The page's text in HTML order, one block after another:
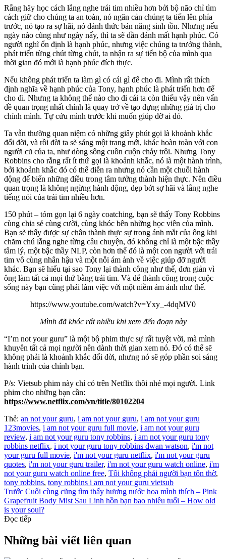
Rằng hãy học cách lắng nghe trái tim nhiều hơn bởi bộ não chỉ tìm
cách giữ cho chúng ta an toàn, nó ngăn cản chúng ta tiến lên phía
trước, nó tạo ra sợ hãi, nó đánh thức bản năng sinh tồn. Nhưng nếu
ngày nào cũng như ngày nấy, thì ta sẽ dần đánh mất hạnh phúc. Có
người nghĩ ổn định là hạnh phúc, nhưng việc chúng ta trưởng thành,
phát triển từng chút từng chút, ta nhận ra sự tiến bộ của mình qua
thời gian đó mới là hạnh phúc đích thực.
Nếu không phát triển ta làm gì có cái gì để cho đi. Mình rất thích
định nghĩa về hạnh phúc của Tony, hạnh phúc là phát triển hơn để
cho đi. Nhưng ta không thể nào cho đi cái ta còn thiếu vậy nên vấn
đề quan trọng nhất chính là quay trở về tạo dựng những giá trị cho
chính mình. Tự cứu mình trước khi muốn giúp đỡ ai đó.
Ta vẫn thường quan niệm có những giây phút gọi là khoảnh khắc
đổi đời, và rồi đời ta sẽ sáng một trang mới, khác hoàn toàn với con
người cũ của ta, như dòng sông cuồn cuộn chảy trôi. Nhưng Tony
Robbins cho rằng rất ít thứ gọi là khoảnh khắc, nó là một hành trình,
bởi khoảnh khắc đó có thể diễn ra nhưng nó cần một chuỗi hành
động để biến những điều trong tâm tưởng thành hiện thực. Nên điều
quan trọng là không ngừng hành động, dẹp bớt sợ hãi và lắng nghe
tiếng nói của trái tim nhiều hơn.
150 phút – tóm gọn lại 6 ngày coatching, bạn sẽ thấy Tony Robbins
cùng chia sẻ cùng cười, cùng khóc bên những học viên của mình.
Bạn sẽ thấy được sự chân thành thực sự trong ánh mắt của ông khi
chăm chú lắng nghe từng câu chuyện, đó không chỉ là một bậc thầy
tâm lý, một bậc thầy NLP, còn hơn thế đó là một con người với trái
tim vô cùng nhân hậu và một nỗi ám ảnh về việc giúp đỡ người
khác. Bạn sẽ hiểu tại sao Tony lại thành công như thế, đơn giản vì
ông làm tất cả mọi thứ bằng trái tim. Và để thành công trong cuộc
sống này bạn cũng phải làm việc với một niềm ám ảnh như thế.
https://www.youtube.com/watch?v=Yxy_-4dqMV0
Mình đã khóc rất nhiều khi xem đến đoạn này
“I’m not your guru” là một bộ phim thực sự rất tuyệt vời, mà mình
khuyên tất cả mọi người nên dành thời gian xem nó. Đó có thể sẽ
không phải là khoảnh khắc đổi đời, nhưng nó sẽ góp phần soi sáng
hành trình của chính bạn.
P/s: Vietsub phim này chỉ có trên Netflix thôi nhé mọi người. Link
phim cho những bạn cần:
https://www.netflix.com/vn/title/80102204
Thẻ: an not your guru, i am not your guru, i am not your guru
123movies, i am not your guru full movie, i am not your guru
review, i am not your guru tony robbins, i am not your guru tony
robbins netflix, i not your guru tony robbins dwan watson, i'm not
your guru full movie, i'm not your guru netflix, i'm not your guru
quotes, i'm not your guru trailer, i'm not your guru watch online, i'm
not your guru watch online free, Tôi không phải người bạn tôn thờ,
tony robbins, tony robbins i am not your guru vietsub
Trước Cuối cùng cũng tìm thấy hương nước hoa mình thích – Pink
Grapefruit Body Mist Sau Linh hồn bạn bao nhiêu tuổi – How old
is your soul?
Đọc tiếp
Những bài viết liên quan